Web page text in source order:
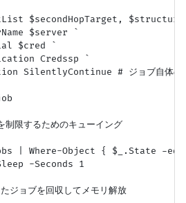
$secondHopTarget,
$server `
$cred `
Credssp `
SilentlyContinue # ジョブ自体の起
限するためのキューイング
| Where-Object { $_.State -eq
-Seconds 1
ョブを回収してメモリ解放